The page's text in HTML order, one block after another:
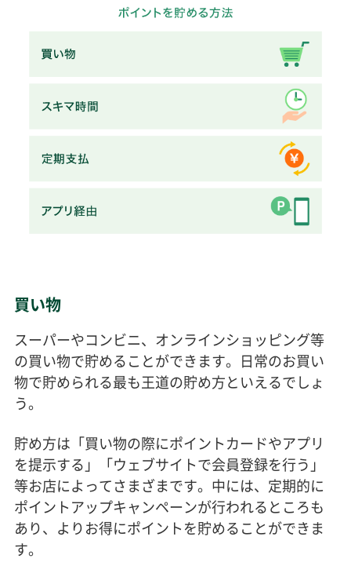
買い物
スーパーやコンビニ、オンラインショッピング等
の買い物で貯めることができます。日常のお買い
物で貯められる最も王道の貯め方といえるでしょ
う。
貯め方は「買い物の際にポイントカードやアプリ
を提示する」「ウェブサイトで会員登録を行う」
等お店によってさまざまです。中には、定期的に
ポイントアップキャンペーンが行われるところも
あり、よりお得にポイントを貯めることができま
す。